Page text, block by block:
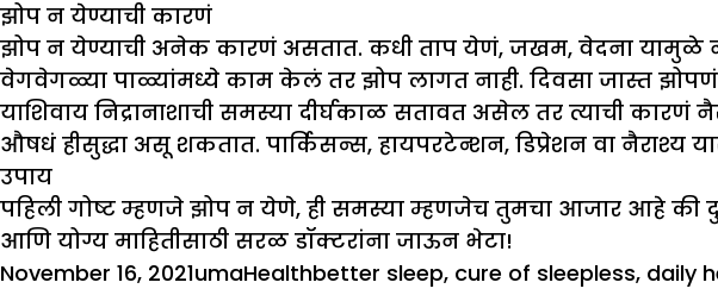
झोप न येण्याची कारणं
झोप न येण्याची अनेक कारणं असतात. कधी ताप येणं, जखम, वेदना यामुळे
वेगवेगळ्या पाळ्यांमध्ये काम केलं तर झोप लागत नाही. दिवसा जास्त
याशिवाय निद्रानाशाची समस्या दीर्घकाळ सतावत असेल तर त्याची
औषधं हीसुद्धा असू शकतात. पार्किसन्स, हायपरटेन्शन, डिप्रेशन वा नैराश्य
उपाय
पहिली गोष्ट म्हणजे झोप न येणे, ही समस्या म्हणजेच तुमचा आजार आहे की
आणि योग्य माहितीसाठी सरळ डॉक्टरांना जाऊन भेटा!
Posted
November 16, 2021Author
umaCategories
HealthTags
better sleep, cure of sleepless, daily